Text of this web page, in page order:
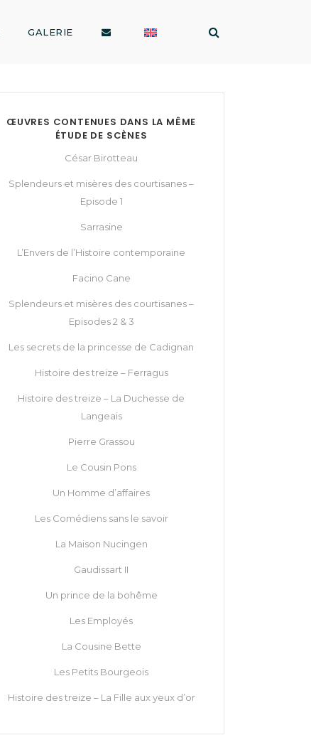
GALERIE
ŒUVRES CONTENUES DANS LA MÊME
ÉTUDE DE SCÈNES
César Birotteau
Splendeurs et misères des courtisanes –
Episode 1
Sarrasine
L’Envers de l’Histoire contemporaine
Facino Cane
Splendeurs et misères des courtisanes –
Episodes 2 & 3
Les secrets de la princesse de Cadignan
Histoire des treize – Ferragus
Histoire des treize – La Duchesse de
Langeais
Pierre Grassou
Le Cousin Pons
Un Homme d’affaires
Les Comédiens sans le savoir
La Maison Nucingen
Gaudissart II
Un prince de la bohême
Les Employés
La Cousine Bette
Les Petits Bourgeois
Histoire des treize – La Fille aux yeux d’or